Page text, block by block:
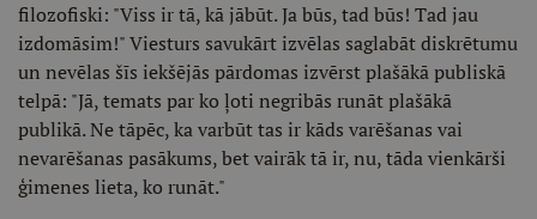
filozofiski: "Viss ir tā, kā jābūt. Ja būs, tad būs! Tad jau
izdomāsim!" Viesturs savukārt izvēlas saglabāt diskrētumu
un nevēlas šīs iekšējās pārdomas izvērst plašākā publiskā
telpā: "Jā, temats par ko ļoti negribās runāt plašākā
publikā. Ne tāpēc, ka varbūt tas ir kāds varēšanas vai
nevarēšanas pasākums, bet vairāk tā ir, nu, tāda vienkārši
ģimenes lieta, ko runāt."